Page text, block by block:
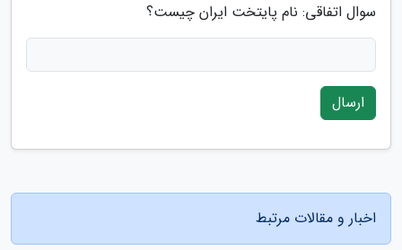
سوال اتفاقی: نام پایتخت ایران چیست؟
ارسال
اخبار و مقالات مرتبط